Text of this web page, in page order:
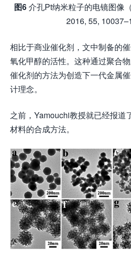
图6介孔Pt纳米粒子的电镜图像
2016, 55,
相比于商业催化剂，文中制备的
氧化甲醇的活性。这种通过聚合
催化剂的方法为创造下一代金属
计理念。
之前，Yamouchi教授就已经报道
材料的合成方法。